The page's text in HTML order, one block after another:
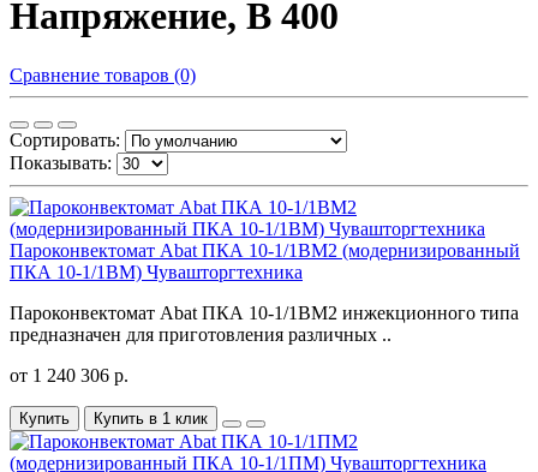
Напряжение, В 400
Сравнение товаров (0)
Сортировать:
Показывать:
Пароконвектомат Abat ПКА 10-1/1ВМ2 (модернизированный
ПКА 10-1/1ВМ) Чувашторгтехника
Пароконвектомат Abat ПКА 10-1/1ВМ2 инжекционного типа
предназначен для приготовления различных ..
от 1 240 306 р.
Купить Купить в 1 клик